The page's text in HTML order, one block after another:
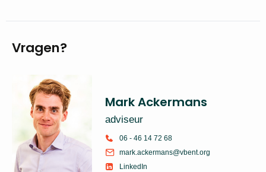
Vragen?
Mark Ackermans
adviseur
06 - 46 14 72 68
mark.ackermans@vbent.org
LinkedIn